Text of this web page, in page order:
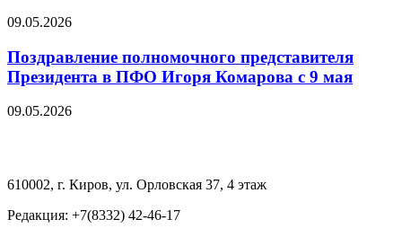
09.05.2026
Поздравление полномочного представителя
Президента в ПФО Игоря Комарова с 9 мая
09.05.2026
610002, г. Киров, ул. Орловская 37, 4 этаж
Редакция: +7(8332) 42-46-17